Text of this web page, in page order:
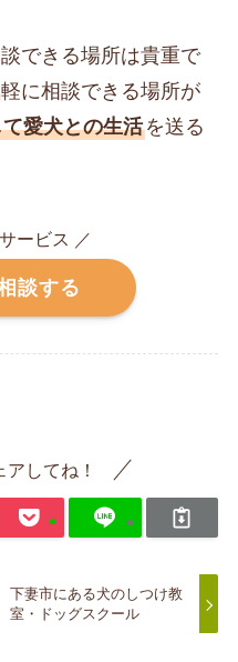
できる場所は貴重で
に相談できる場所が
愛犬との生活を送る
ービス ／
談する
してね！
下妻市にある犬のしつけ教
室・ドッグスクール